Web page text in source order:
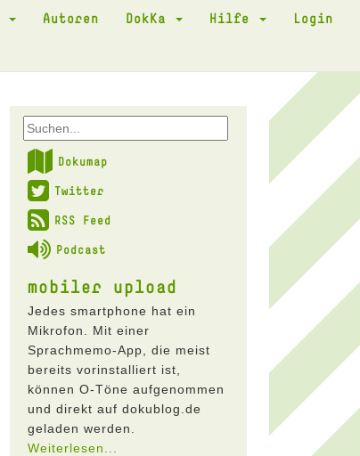
Autoren DokKa Hilfe Login
Dokumap
Twitter
RSS Feed
Podcast
mobiler upload
Jedes smartphone hat ein
Mikrofon. Mit einer
Sprachmemo-App, die meist
bereits vorinstalliert ist,
können O-Töne aufgenommen
und direkt auf dokublog.de
geladen werden.
Weiterlesen...